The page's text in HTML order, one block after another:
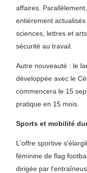
affaires.
entièrement
sciences, lettres et
sécurité au travail.
Autre nouveauté : le
développée avec le
commencera le 15
pratique en 15 mois.
Sports et mobilité
L'offre sportive
féminine de flag
dirigée par